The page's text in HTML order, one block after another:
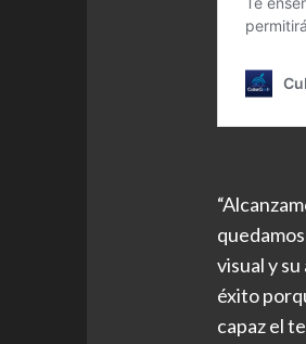
visual y
éxito
capaz el